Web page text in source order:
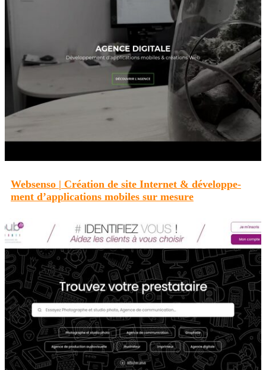
Websenso | Création de site Internet & dévelop­pe­
ment d’applica­tions mobiles sur mesure